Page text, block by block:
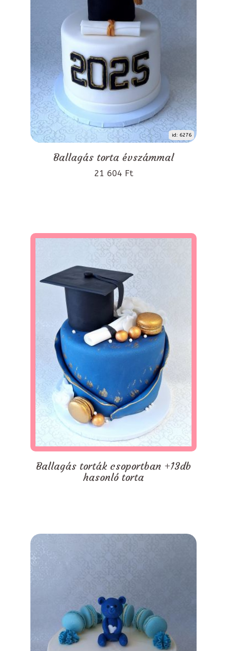
id: 6276
Ballagás torta évszámmal
21 604 Ft
Ballagás torták csoportban +13db
hasonló torta